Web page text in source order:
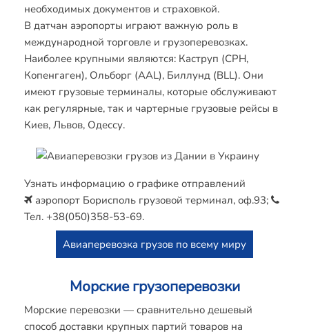
необходимых документов и страховкой.
В датчан аэропорты играют важную роль в
международной торговле и грузоперевозках.
Наиболее крупными являются: Каструп (CPH,
Копенгаген), Ольборг (AAL), Биллунд (BLL). Они
имеют грузовые терминалы, которые обслуживают
как регулярные, так и чартерные грузовые рейсы в
Киев, Львов, Одессу.
Узнать информацию о графике отправлений
аэропорт Борисполь грузовой терминал, оф.93;
Тел. +38(050)358-53-69.
Авиаперевозка грузов по всему миру
Морские грузоперевозки
Морские перевозки — сравнительно дешевый
способ доставки крупных партий товаров на